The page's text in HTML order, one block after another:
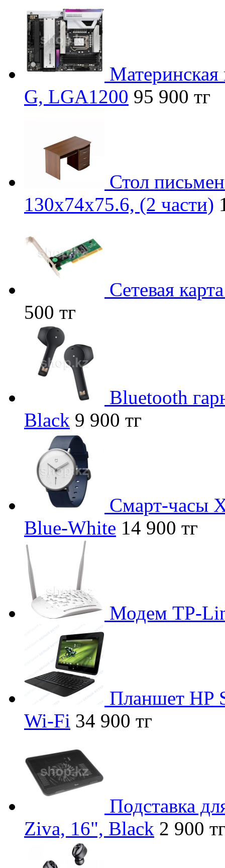
G, LGA1200 95 900 тг
Стол
130х74х75.6, (2 части)
Сетевая
500 тг
Bluetooth
Black 9 900 тг
Смарт-часы
Blue-White 14 900 тг
Модем TP-
Планшет HP
Wi-Fi 34 900 тг
Подставка
Ziva, 16", Black 2 900